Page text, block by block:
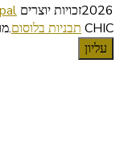
2026זכויות יוצרים
CHIC תבניות בלוסום
עליון